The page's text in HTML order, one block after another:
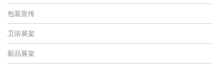
包装宣传
卫浴展架
新品展架